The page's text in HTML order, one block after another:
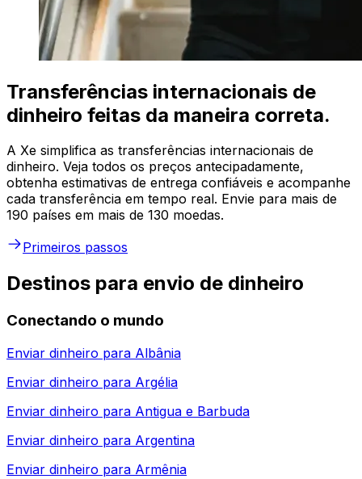
Transferências internacionais de
dinheiro feitas da maneira correta.
A Xe simplifica as transferências internacionais de
dinheiro. Veja todos os preços antecipadamente,
obtenha estimativas de entrega confiáveis e acompanhe
cada transferência em tempo real. Envie para mais de
190 países em mais de 130 moedas.
Primeiros passos
Destinos para envio de dinheiro
Conectando o mundo
Enviar dinheiro para Albânia
Enviar dinheiro para Argélia
Enviar dinheiro para Antigua e Barbuda
Enviar dinheiro para Argentina
Enviar dinheiro para Armênia